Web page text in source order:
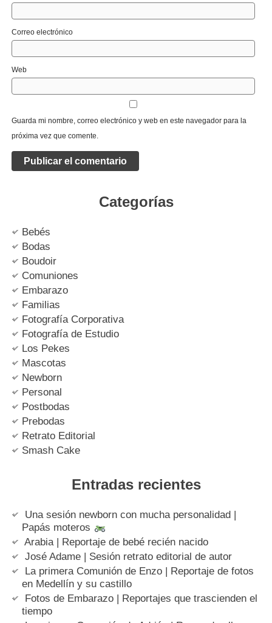
Correo electrónico
Web
Guarda mi nombre, correo electrónico y web en este navegador para la
próxima vez que comente.
Categorías
Bebés
Bodas
Boudoir
Comuniones
Embarazo
Familias
Fotografía Corporativa
Fotografía de Estudio
Los Pekes
Mascotas
Newborn
Personal
Postbodas
Prebodas
Retrato Editorial
Smash Cake
Entradas recientes
Una sesión newborn con mucha personalidad |
Papás moteros
Arabia | Reportaje de bebé recién nacido
José Adame | Sesión retrato editorial de autor
La primera Comunión de Enzo | Reportaje de fotos
en Medellín y su castillo
Fotos de Embarazo | Reportajes que trascienden el
tiempo